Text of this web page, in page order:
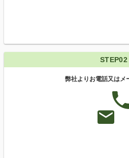
STEP02
弊社よりお電話又はメ